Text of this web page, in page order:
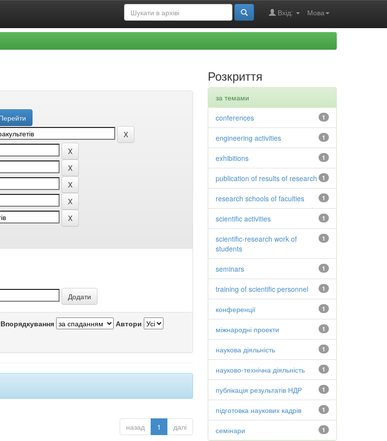
Мова
Вхід:
Впорядкування Автори
назад 1 далі
Розкриття
за темами
1
conferences
1
engineering activities
1
exhibitions
1
publication of results of research
1
research schools of faculties
1
scientific activities
1
scientific-research work of
students
1
seminars
1
training of scientific personnel
1
конференції
1
міжнародні проекти
1
наукова діяльність
1
науково-технічна діяльність
1
публікація результатів НДР
1
підготовка наукових кадрів
1
семінари